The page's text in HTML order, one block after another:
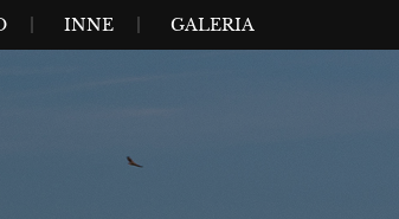
INNE GALERIA